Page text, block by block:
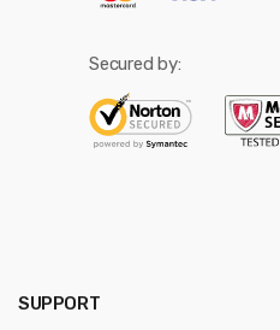
Secured by:
SUPPORT